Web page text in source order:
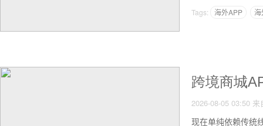
Tags: 海外APP
跨境商城
2026-08-05 03:50 来
现在单纯依赖传统